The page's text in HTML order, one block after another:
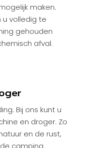
maken.
u volledig te
gehouden
afval.
Bij ons kunt u
en droger. Zo
en de rust,
camping